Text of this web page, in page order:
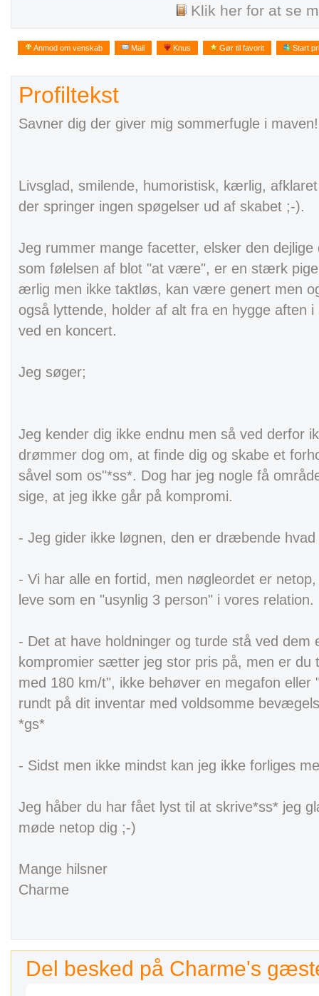
Klik her for at se
Anmod om venskab Mail Knus Gør til favorit Start
Profiltekst
Savner dig der giver mig sommerfugle i
Livsglad, smilende, humoristisk, kærlig,
der springer ingen spøgelser ud af skabet ;-).
Jeg rummer mange facetter, elsker den
som følelsen af blot "at være", er en stærk
ærlig men ikke taktløs, kan være genert men
også lyttende, holder af alt fra en hygge aften
ved en koncert.
Jeg søger;
Jeg kender dig ikke endnu men så ved derfor
drømmer dog om, at finde dig og skabe et
såvel som os"*ss*. Dog har jeg nogle få
sige, at jeg ikke går på kompromi.
- Jeg gider ikke løgnen, den er dræbende
- Vi har alle en fortid, men nøgleordet er
leve som en "usynlig 3 person" i vores relation.
- Det at have holdninger og turde stå ved
kompromier sætter jeg stor pris på, men er
med 180 km/t", ikke behøver en megafon
rundt på dit inventar med voldsomme
*gs*
- Sidst men ikke mindst kan jeg ikke forliges
Jeg håber du har fået lyst til at skrive*ss* jeg
møde netop dig ;-)
Mange hilsner
Charme
Del besked på Charme's